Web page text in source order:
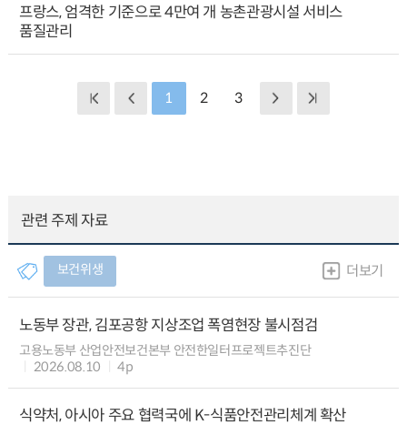
프랑스, 엄격한 기준으로 4만여 개 농촌관광시설 서비스
품질관리
1 2 3
관련 주제 자료
보건위생 더보기
노동부 장관, 김포공항 지상조업 폭염현장 불시점검
고용노동부 산업안전보건본부 안전한일터프로젝트추진단
2026.08.10
4p
식약처, 아시아 주요 협력국에 K-식품안전관리체계 확산